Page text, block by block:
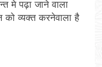
मे पढ़ा जाने वाला
को व्यक्त करनेवाला है